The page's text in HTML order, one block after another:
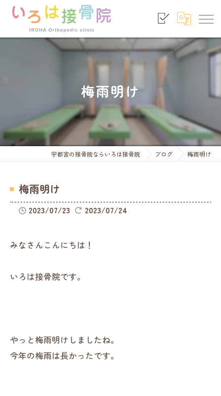
梅雨明け
宇都宮の接骨院ならいろは接骨院 ブログ 梅雨明け
梅雨明け
2023/07/23 2023/07/24
みなさんこんにちは！
いろは接骨院です。
やっと梅雨明けしましたね。
今年の梅雨は長かったです。